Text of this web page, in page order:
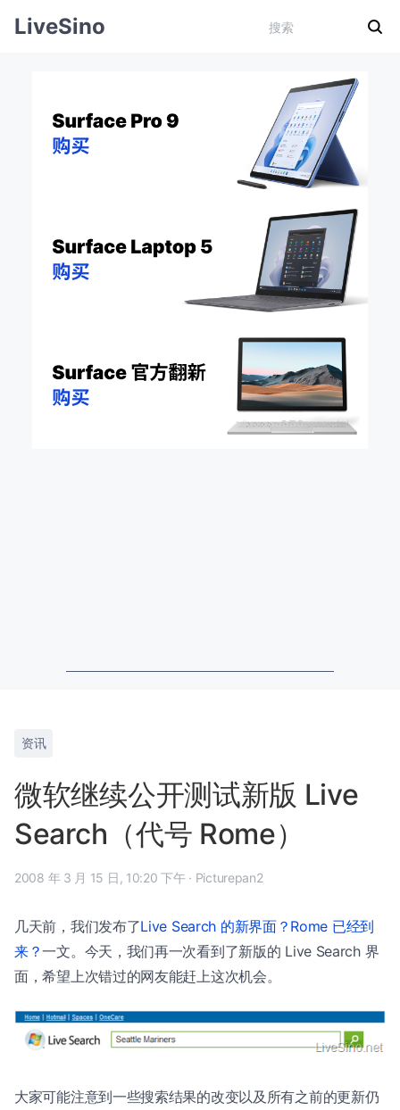
LiveSino
资讯
微软继续公开测试新版 Live
Search（代号 Rome）
2008 年 3 月 15 日, 10:20 下午 · Picturepan2
几天前，我们发布了Live Search 的新界面？Rome 已经到
来？一文。今天，我们再一次看到了新版的 Live Search 界
面，希望上次错过的网友能赶上这次机会。
大家可能注意到一些搜索结果的改变以及所有之前的更新仍